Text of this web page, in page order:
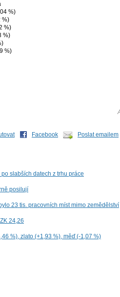
%)
%)
%)
%)
%)
Facebook Poslat emailem
slabších datech z trhu práce
posilují
23 tis. pracovních míst mimo zemědělství
24,26
%), zlato (+1,93 %), měď (-1,07 %)